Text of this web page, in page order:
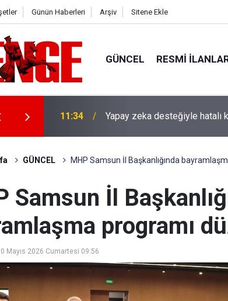
Günün Haberleri Arşiv Sitene Ekle
GÜNCEL RESMI
11:34 Yapay zeka desteğiyle hatalı
GÜNCEL MHP Samsun İl Başkanlığında
Samsun İl
programı
Mayıs 2026 Cumartesi 09:56